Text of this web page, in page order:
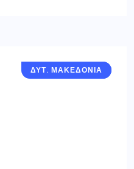
ΓΡΕΒΕΝΑ
ΔΥΤ. ΜΑΚΕΔΟΝΙΑ